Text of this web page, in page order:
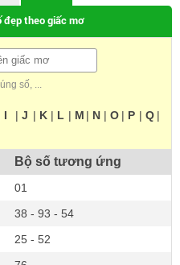
đẹp theo giấc mơ
số, ...
I | J | K | L | M | N | O | P | Q |
Bộ số tương ứng
01
38 - 93 - 54
25 - 52